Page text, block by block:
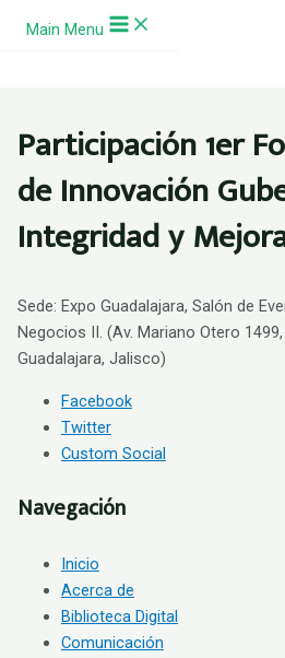
Ir al contenido
Main Menu
Participación 1er
de Innovación
Integridad y
Sede: Expo Guadalajara, Salón de
Negocios II. (Av. Mariano Otero
Guadalajara, Jalisco)
Facebook
Twitter
Custom Social
Navegación
Inicio
Acerca de
Biblioteca Digital
Comunicación